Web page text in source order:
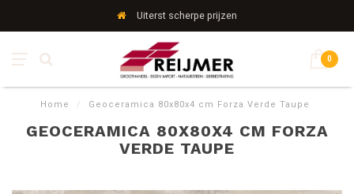
Uiterst scherpe prijzen
0
Home / Geoceramica 80x80x4 cm Forza Verde Taupe
GEOCERAMICA 80X80X4 CM FORZA
VERDE TAUPE